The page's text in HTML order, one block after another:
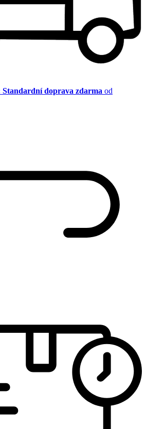
doprava zdarma od